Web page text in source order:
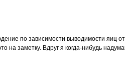
по зависимости выводимости яиц от
на заметку. Вдруг я когда-нибудь